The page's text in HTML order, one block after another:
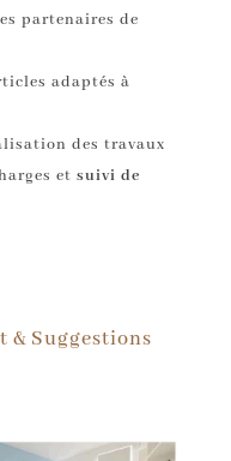
partenaires de
adaptés à
des travaux
et suivi de
& Suggestions